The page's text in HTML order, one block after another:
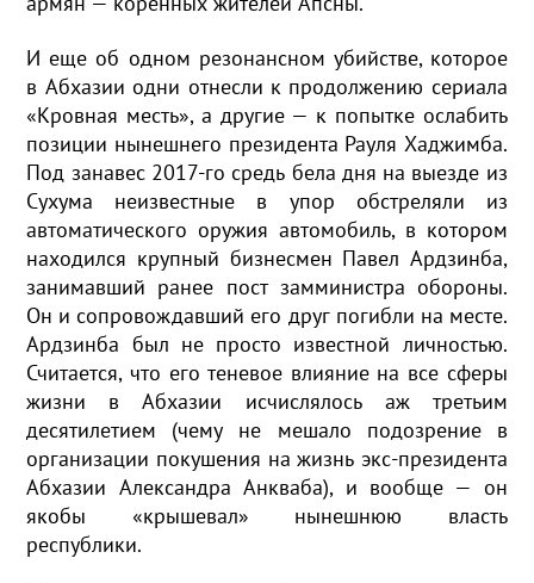
И еще об одном резонансном убийстве, которое
в Абхазии одни отнесли к продолжению сериала
«Кровная месть», а другие — к попытке ослабить
позиции нынешнего президента Рауля Хаджимба.
Под занавес 2017-го средь бела дня на выезде из
Сухума неизвестные в упор обстреляли из
автоматического оружия автомобиль, в котором
находился крупный бизнесмен Павел Ардзинба,
занимавший ранее пост замминистра обороны.
Он и сопровождавший его друг погибли на месте.
Ардзинба был не просто известной личностью.
Считается, что его теневое влияние на все сферы
жизни в Абхазии исчислялось аж третьим
десятилетием (чему не мешало подозрение в
организации покушения на жизнь экс-президента
Абхазии Александра Анкваба), и вообще — он
якобы «крышевал» нынешнюю власть
республики.